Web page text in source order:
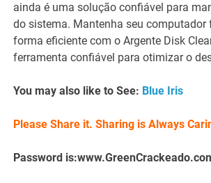
ainda é uma solução confiável para
do sistema. Mantenha seu computador
forma eficiente com o Argente Disk
ferramenta confiável para otimizar o
You may also like to See: Blue Iris
Please Share it. Sharing is Always
Password